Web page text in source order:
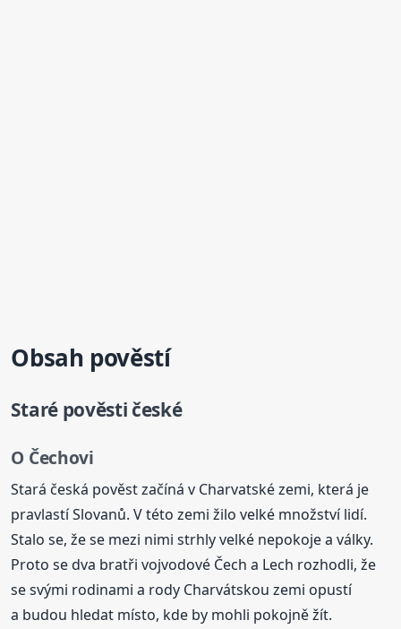
Obsah pověstí
Staré pověsti české
O Čechovi
Stará česká pověst začíná v Charvatské zemi, která je
pravlastí Slovanů. V této zemi žilo velké množství lidí.
Stalo se, že se mezi nimi strhly velké nepokoje a války.
Proto se dva bratři vojvodové Čech a Lech rozhodli, že
se svými rodinami a rody Charvátskou zemi opustí
a budou hledat místo, kde by mohli pokojně žít.